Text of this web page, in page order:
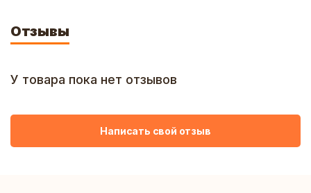
Отзывы
У товара пока нет отзывов
Написать свой отзыв